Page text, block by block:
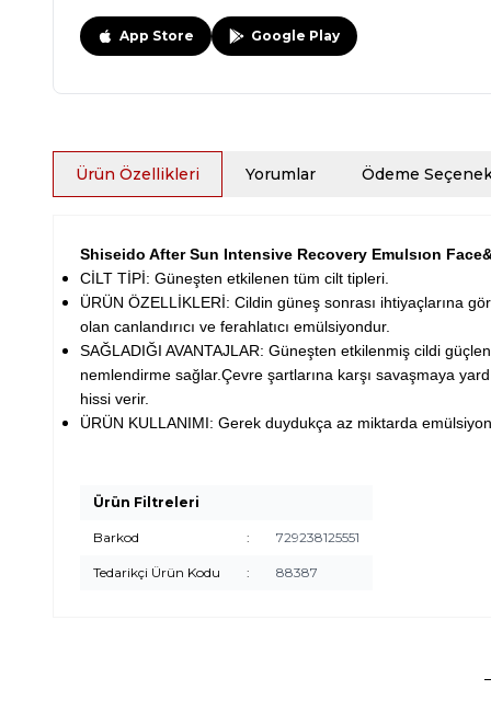
App Store Google Play
Ürün Özellikleri Yorumlar Ödeme
Shiseido After Sun Intensive Recovery Emulsıon
CİLT TİPİ: Güneşten etkilenen tüm cilt tipleri.
ÜRÜN ÖZELLİKLERİ: Cildin güneş sonrası ihtiyaçlarına
olan canlandırıcı ve ferahlatıcı emülsiyondur.
SAĞLADIĞI AVANTAJLAR: Güneşten etkilenmiş cildi
nemlendirme sağlar.Çevre şartlarına karşı savaşmaya
hissi verir.
ÜRÜN KULLANIMI: Gerek duydukça az miktarda
Ürün Filtreleri
Barkod : 729238125551
Tedarikçi Ürün Kodu : 88387